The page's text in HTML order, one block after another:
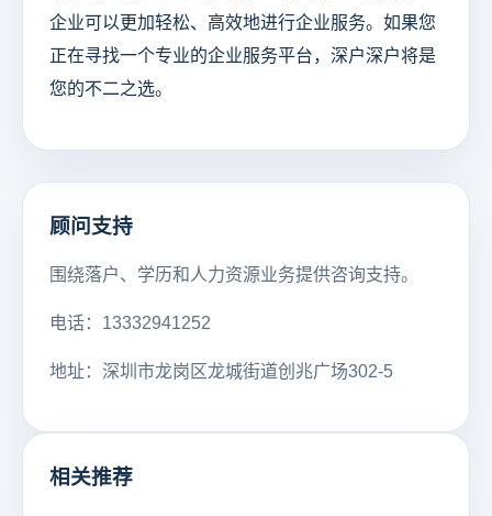
企业可以更加轻松、高效地进行企业服务。如果您
正在寻找一个专业的企业服务平台，深户深户将是
您的不二之选。
顾问支持
围绕落户、学历和人力资源业务提供咨询支持。
电话：13332941252
地址：深圳市龙岗区龙城街道创兆广场302-5
相关推荐